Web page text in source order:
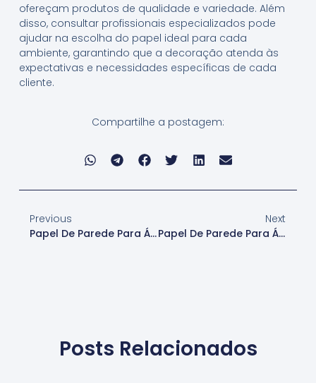
ofereçam produtos de qualidade e variedade. Além
disso, consultar profissionais especializados pode
ajudar na escolha do papel ideal para cada
ambiente, garantindo que a decoração atenda às
expectativas e necessidades específicas de cada
cliente.
Compartilhe a postagem:
Previous
Papel De Parede Para Áreas Residenciais
Next
Papel De Parede Para Áreas Úmidas
Posts Relacionados